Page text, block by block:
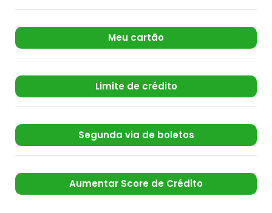
Meu cartão
Limite de crédito
Segunda via de boletos
Aumentar Score de Crédito